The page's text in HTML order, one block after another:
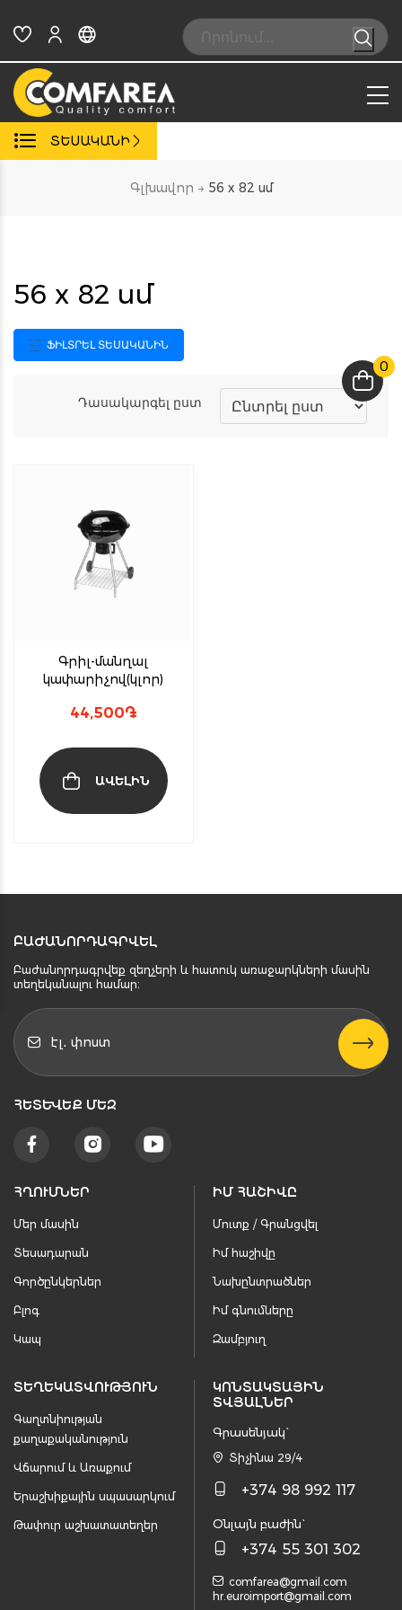
content
Search:
0
ՏԵՍԱԿԱՆԻ
Գլխավոր → 56 x 82 սմ
56 x 82 սմ
ՖԻԼՏՐԵԼ ՏԵՍԱԿԱՆԻՆ
Դասակարգել ըստ
Գրիլ-մանղալ
կափարիչով(կլոր)
44,500֏
ԱՎԵԼԻՆ
ԲԱԺԱՆՈՐԴԱԳՐՎԵԼ
Բաժանորդագրվեք զեղչերի և հատուկ առաջարկների մասին
տեղեկանալու համար։
ՀԵՏԵՒԵՔ ՄԵԶ
ՀՂՈՒՄՆԵՐ
Մեր մասին
Տեսադարան
Գործընկերներ
Բլոգ
Կապ
ԻՄ ՀԱՇԻՎԸ
Մուտք / Գրանցվել
Իմ հաշիվը
Նախընտրածներ
Իմ գնումները
Զամբյուղ
ՏԵՂԵԿԱՏՎՈՒԹՅՈՒՆ
Գաղտնիության
քաղաքականություն
Վճարում և Առաքում
Երաշխիքային սպասարկում
Թափուր աշխատատեղեր
ԿՈՆՏԱԿՏԱՅԻՆ
ՏՎՅԱԼՆԵՐ
Գրասենյակ`
Տիչինա 29/4
+374 98 992 117
Օնլայն բաժին`
+374 55 301 302
comfarea@gmail.com
hr.euroimport@gmail.com